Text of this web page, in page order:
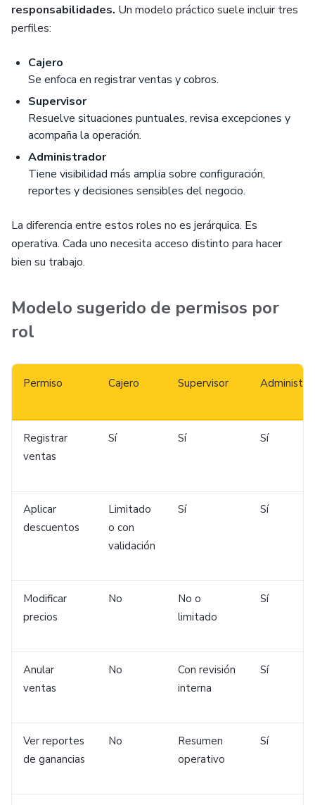
responsabilidades. Un modelo práctico suele incluir tres
perfiles:
Cajero
Se enfoca en registrar ventas y cobros.
Supervisor
Resuelve situaciones puntuales, revisa excepciones y
acompaña la operación.
Administrador
Tiene visibilidad más amplia sobre configuración,
reportes y decisiones sensibles del negocio.
La diferencia entre estos roles no es jerárquica. Es
operativa. Cada uno necesita acceso distinto para hacer
bien su trabajo.
Modelo sugerido de permisos por
rol
Permiso Cajero Supervisor
Registrar
ventas
Sí Sí Sí
Aplicar
descuentos
Limitado
o con
validación
Sí Sí
Modificar
precios
No
No o
limitado
Sí
Anular
ventas
No
Con revisión
interna
Sí
Ver reportes
de ganancias
No
Resumen
operativo
Sí